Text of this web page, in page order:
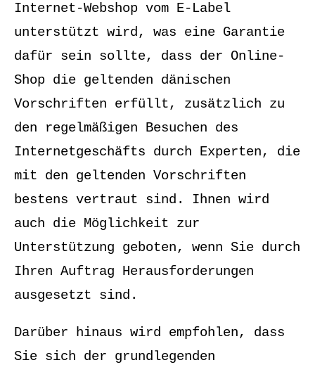
Internet-Webshop vom E-Label
unterstützt wird, was eine Garantie
dafür sein sollte, dass der Online-
Shop die geltenden dänischen
Vorschriften erfüllt, zusätzlich zu
den regelmäßigen Besuchen des
Internetgeschäfts durch Experten, die
mit den geltenden Vorschriften
bestens vertraut sind. Ihnen wird
auch die Möglichkeit zur
Unterstützung geboten, wenn Sie durch
Ihren Auftrag Herausforderungen
ausgesetzt sind.
Darüber hinaus wird empfohlen, dass
Sie sich der grundlegenden